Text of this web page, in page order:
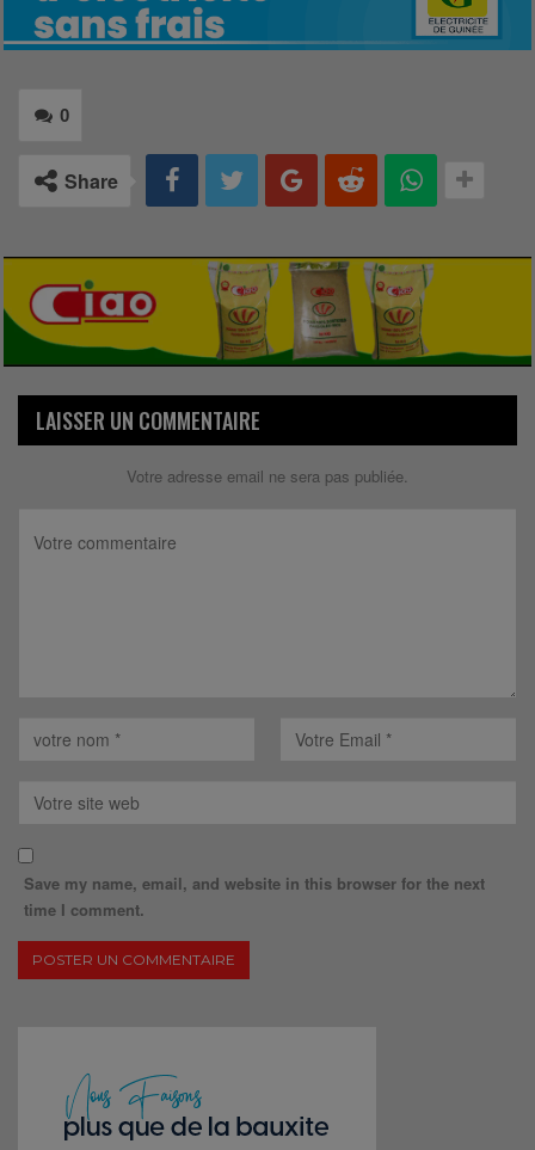
0
Share
LAISSER UN COMMENTAIRE
Votre adresse email ne sera pas publiée.
Save my name, email, and website in this browser for the next
time I comment.